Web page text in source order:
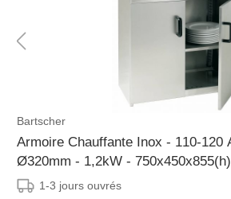
Bartscher
Armoire Chauffante Inox - 110-120 Assiettes de
Ø320mm - 1,2kW -
1-3 jours ouvrés